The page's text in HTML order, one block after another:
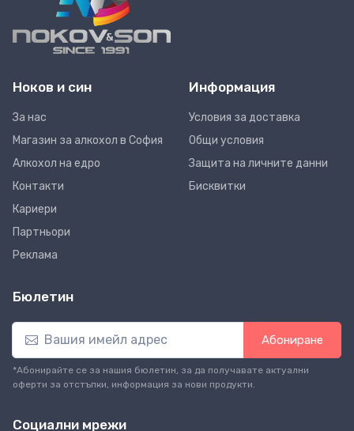
Ноков и син
За нас
Магазин за алкохол в София
Алкохол на едро
Контакти
Кариери
Партньори
Реклама
Информация
Условия за доставка
Общи условия
Защита на личните данни
Бисквитки
Бюлетин
Абониране
*Абонирайте се за нашия бюлетин, за да получавате актуални
оферти за отстъпки, информация за нови продукти.
Социални мрежи